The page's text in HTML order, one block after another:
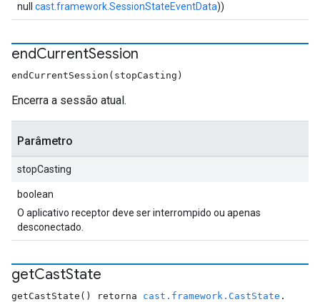
null cast.framework.SessionStateEventData))
endCurrentSession
endCurrentSession(stopCasting)
Encerra a sessão atual.
Parâmetro
stopCasting
boolean
O aplicativo receptor deve ser interrompido ou apenas
desconectado.
getCastState
getCastState() retorna cast.framework.CastState .